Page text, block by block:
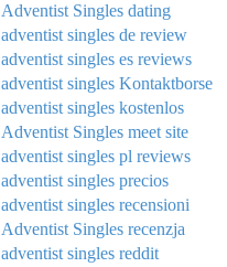
Adventist Singles dating
adventist singles de review
adventist singles es reviews
adventist singles Kontaktborse
adventist singles kostenlos
Adventist Singles meet site
adventist singles pl reviews
adventist singles precios
adventist singles recensioni
Adventist Singles recenzja
adventist singles reddit